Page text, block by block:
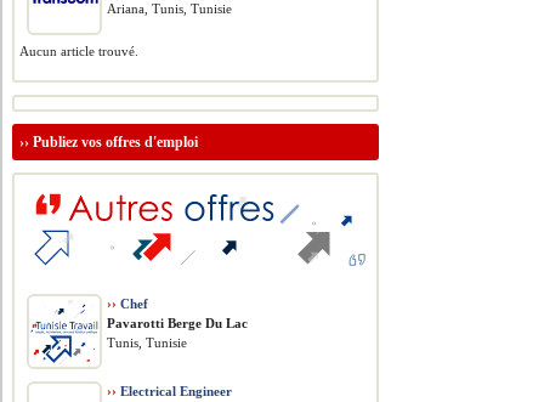
Ariana, Tunis, Tunisie
Aucun article trouvé.
››Publiez vos offres d'emploi
›› Chef
Pavarotti Berge Du Lac
Tunis, Tunisie
›› Electrical Engineer